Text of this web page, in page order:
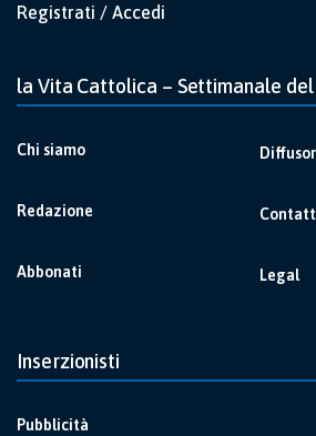
Registrati / Accedi
la Vita Cattolica – Settimanale del
Chi siamo
Redazione
Abbonati Legal
Inserzionisti
Pubblicità